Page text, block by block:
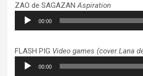
ZAO de SAGAZANAspiration
Lecteur
audio
00:00
FLASH PIG Video games (cover Lana
Lecteur
audio
00:00